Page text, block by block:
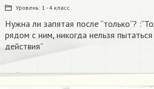
Уровень: 1 - 4 класс
Нужна ли запятая после “только“?
рядом с ним, никогда нельзя пытаться
действия“